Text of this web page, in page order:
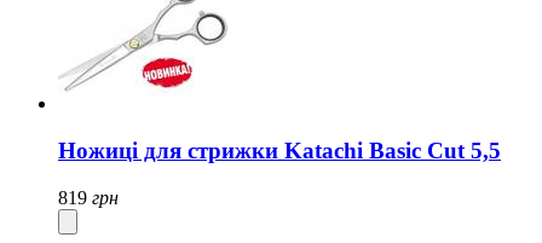
Ножиці для стрижки Katachi Basic Cut 5,5
819 грн